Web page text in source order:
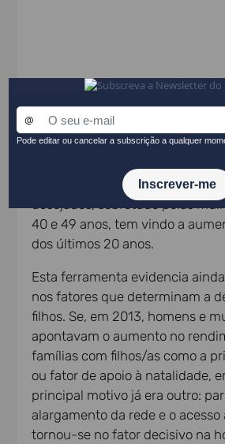
Os números mostram que o
tidos pelas famílias portuguesas
diminuir ao passo que o número
desejados, sobretudo pelas
40 e 49 anos, tem vindo a
dos últimos 20 anos.
Esta ferramenta evidencia
nos fatores que determinam a
filhos. Se, em 2013, homens e
apontavam o aumento no
famílias com filhos/as como a
ou fator de apoio à natalidade,
principal motivo já era outro:
alargamento da rede e o acesso
tornou-se no fator decisivo na